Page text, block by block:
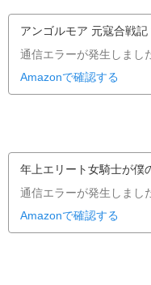
アンゴルモア 元寇合戦記
通信エラーが発生しまし
Amazonで確認する
年上エリート女騎士が僕
通信エラーが発生しまし
Amazonで確認する